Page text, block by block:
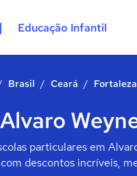
Educação Infantil
Brasil / Ceará / Fortaleza
particulares em
descontos incríveis,